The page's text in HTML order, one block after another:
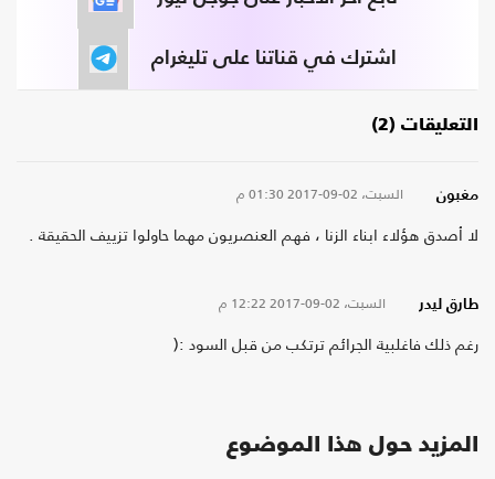
اشترك في قناتنا على تليغرام
التعليقات (2)
مغبون السبت، 02-09-2017 01:30 م
لا أصدق هؤلاء ابناء الزنا ، فهم العنصريون مهما حاولوا تزييف الحقيقة .
طارق ليدر السبت، 02-09-2017 12:22 م
رغم ذلك فاغلبية الجرائم ترتكب من قبل السود :(
المزيد حول هذا الموضوع